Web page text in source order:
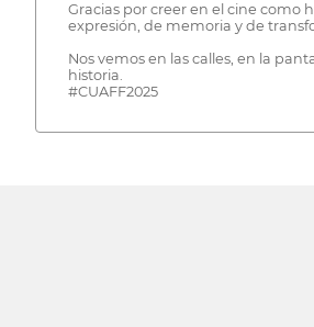
Gracias por creer en el cine como
expresión, de memoria y de
Nos vemos en las calles, en la
historia.
#CUAFF2025